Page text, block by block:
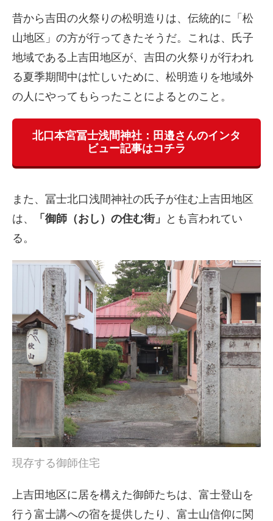
昔から吉田の火祭りの松明造りは、伝統的に「松
山地区」の方が行ってきたそうだ。これは、氏子
地域である上吉田地区が、吉田の火祭りが行われ
る夏季期間中は忙しいために、松明造りを地域外
の人にやってもらったことによるとのこと。
北口本宮冨士浅間神社：田邉さんのインタ
ビュー記事はコチラ
また、冨士北口浅間神社の氏子が住む上吉田地区
は、
「御師（おし）の住む街」
とも言われてい
る。
現存する御師住宅
上吉田地区に居を構えた御師たちは、富士登山を
行う富士講への宿を提供したり、富士山信仰に関